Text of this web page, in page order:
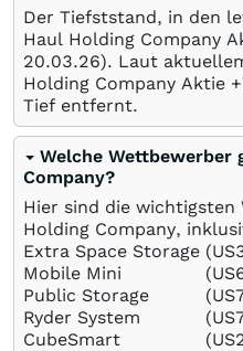
Der Tiefststand, in den
Haul Holding Company
20.03.26). Laut
Holding Company Aktie
Tief entfernt.
Welche
Company?
Hier sind die wichtigsten
Holding Company,
Extra Space Storage
Mobile Mini
Public Storage
Ryder System
CubeSmart